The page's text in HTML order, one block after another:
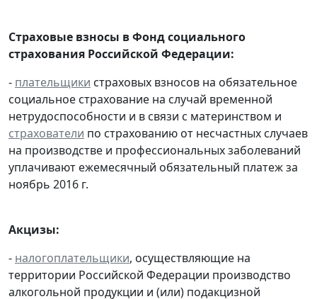
Страховые взносы в Фонд социального
страхования Российской Федерации:
- плательщики страховых взносов на обязательное
социальное страхование на случай временной
нетрудоспособности и в связи с материнством и
страхователи по страхованию от несчастных случаев
на производстве и профессиональных заболеваний
уплачивают ежемесячный обязательный платеж за
ноябрь 2016 г.
Акцизы:
- налогоплательщики, осуществляющие на
территории Российской Федерации производство
алкогольной продукции и (или) подакцизной